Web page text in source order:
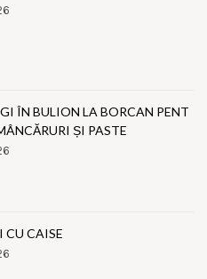
ÎN BULION LA BORCAN PENT
ȘI PASTE
CU CAISE